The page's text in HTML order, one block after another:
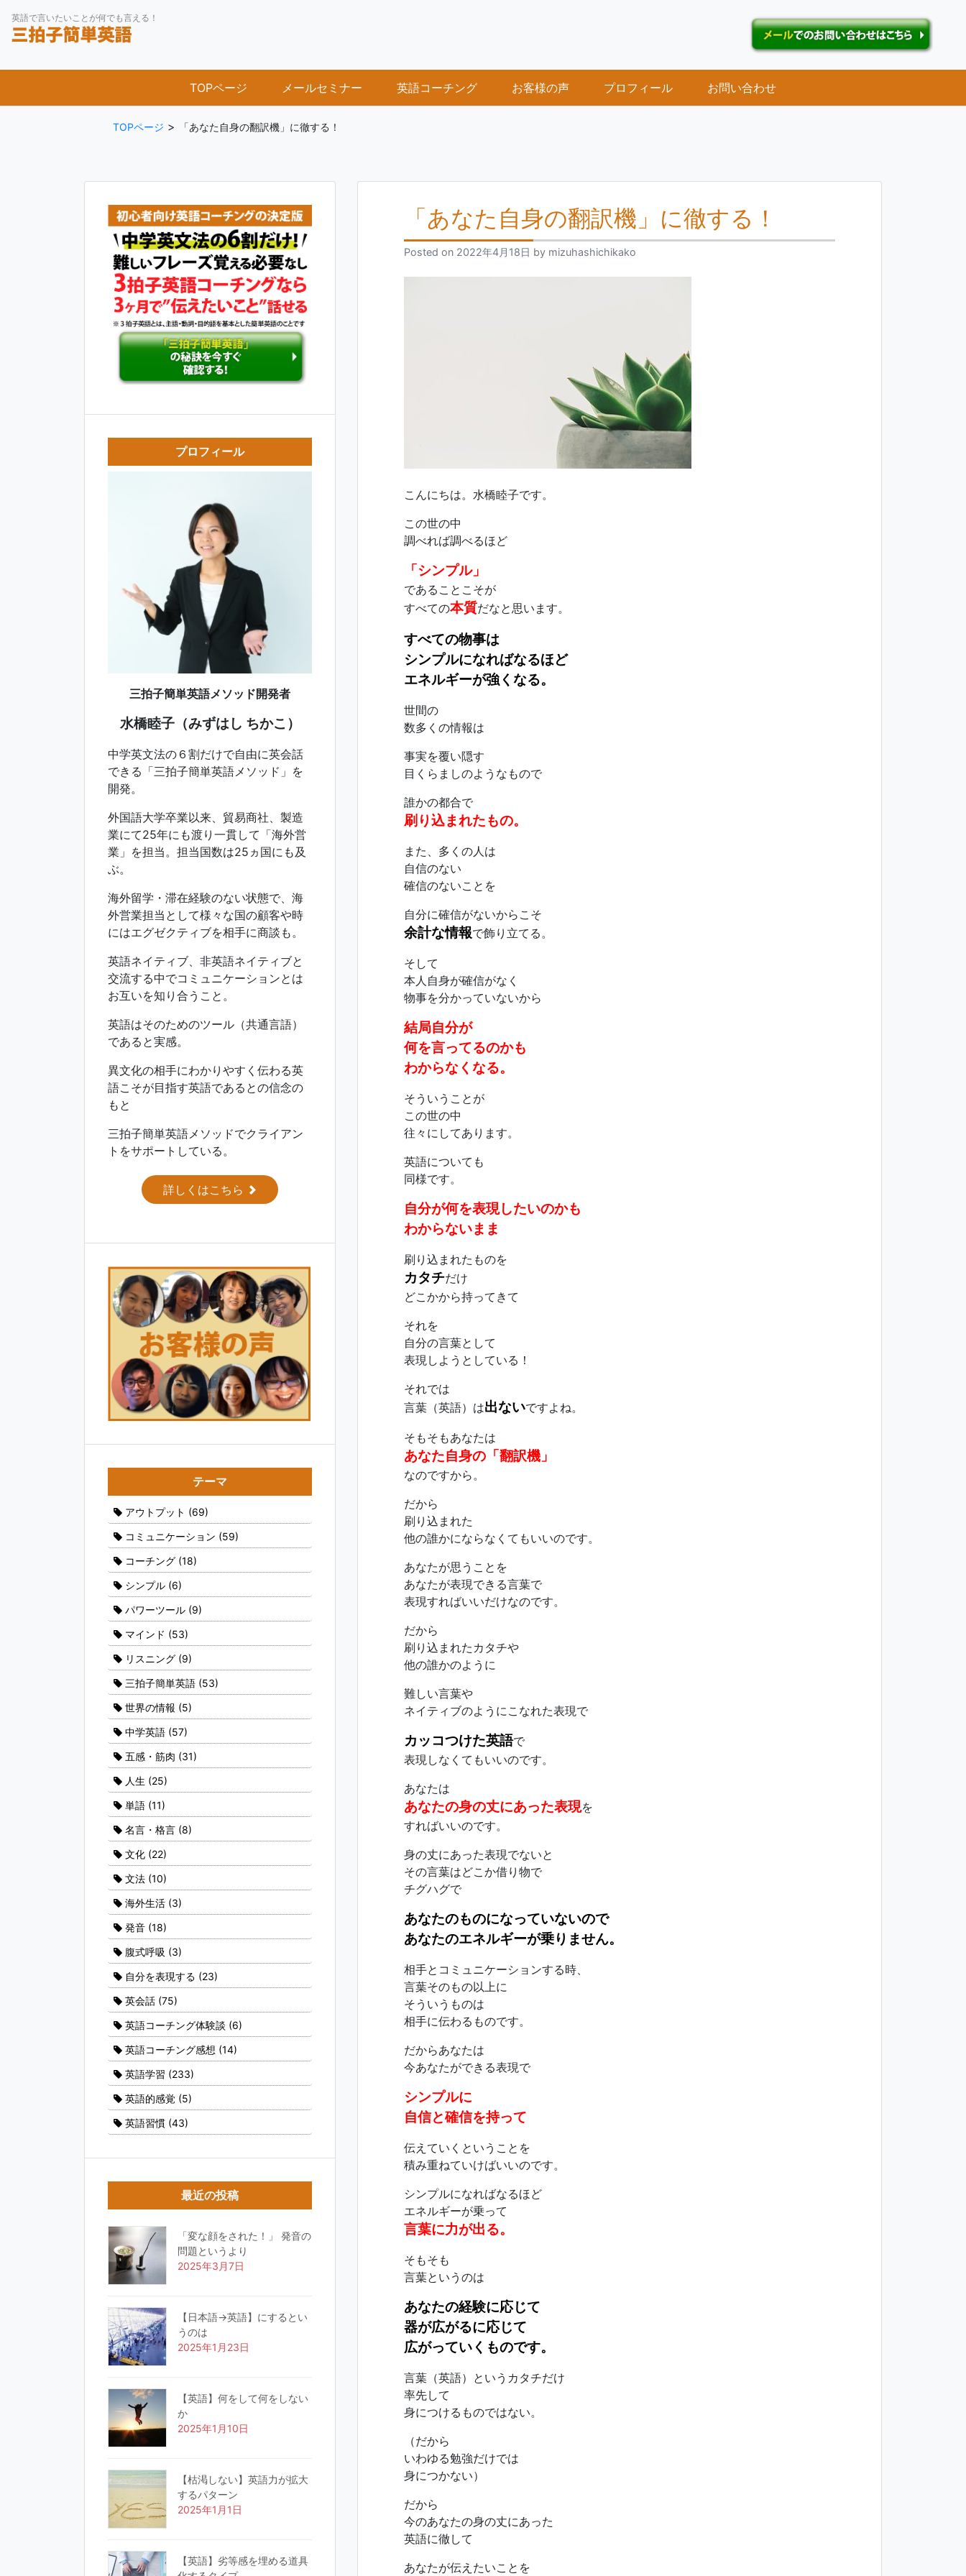
content
英語で言いたいことが何でも言える！
TOPページ メールセミナー 英語コーチング お客様の声 プロフィール お問い合わせ
TOPページ > 「あなた自身の翻訳機」に徹する！
「あなた自身の翻訳機」に徹する！
Posted on 2022年4月18日 by mizuhashichikako
こんにちは。水橋睦子です。
この世の中
調べれば調べるほど
「シンプル」
であることこそが
すべての本質だなと思います。
すべての物事は
シンプルになればなるほど
エネルギーが強くなる。
世間の
数多くの情報は
事実を覆い隠す
目くらましのようなもので
誰かの都合で
刷り込まれたもの。
また、多くの人は
自信のない
確信のないことを
自分に確信がないからこそ
余計な情報で飾り立てる。
そして
本人自身が確信がなく
物事を分かっていないから
結局自分が
何を言ってるのかも
わからなくなる。
そういうことが
この世の中
往々にしてあります。
英語についても
同様です。
自分が何を表現したいのかも
わからないまま
刷り込まれたものを
カタチだけ
どこかから持ってきて
それを
自分の言葉として
表現しようとしている！
それでは
言葉（英語）は出ないですよね。
そもそもあなたは
あなた自身の「翻訳機」
なのですから。
だから
刷り込まれた
他の誰かにならなくてもいいのです。
あなたが思うことを
あなたが表現できる言葉で
表現すればいいだけなのです。
だから
刷り込まれたカタチや
他の誰かのように
難しい言葉や
ネイティブのようにこなれた表現で
カッコつけた英語で
表現しなくてもいいのです。
あなたは
あなたの身の丈にあった表現を
すればいいのです。
身の丈にあった表現でないと
その言葉はどこか借り物で
チグハグで
あなたのものになっていないので
あなたのエネルギーが乗りません。
相手とコミュニケーションする時、
言葉そのもの以上に
そういうものは
相手に伝わるものです。
だからあなたは
今あなたができる表現で
シンプルに
自信と確信を持って
伝えていくということを
積み重ねていけばいいのです。
シンプルになればなるほど
エネルギーが乗って
言葉に力が出る。
そもそも
言葉というのは
あなたの経験に応じて
器が広がるに応じて
広がっていくものです。
言葉（英語）というカタチだけ
率先して
身につけるものではない。
（だから
いわゆる勉強だけでは
身につかない）
だから
今のあなたの身の丈にあった
英語に徹して
あなたが伝えたいことを
プロフィール
三拍子簡単英語メソッド開発者
水橋睦子（みずはし ちかこ）
中学英文法の６割だけで自由に英会話
できる「三拍子簡単英語メソッド」を
開発。
外国語大学卒業以来、貿易商社、製造
業にて25年にも渡り一貫して「海外営
業」を担当。担当国数は25ヵ国にも及
ぶ。
海外留学・滞在経験のない状態で、海
外営業担当として様々な国の顧客や時
にはエグゼクティブを相手に商談も。
英語ネイティブ、非英語ネイティブと
交流する中でコミュニケーションとは
お互いを知り合うこと。
英語はそのためのツール（共通言語）
であると実感。
異文化の相手にわかりやすく伝わる英
語こそが目指す英語であるとの信念の
もと
三拍子簡単英語メソッドでクライアン
トをサポートしている。
詳しくはこちら
テーマ
アウトプット (69)
コミュニケーション (59)
コーチング (18)
シンプル (6)
パワーツール (9)
マインド (53)
リスニング (9)
三拍子簡単英語 (53)
世界の情報 (5)
中学英語 (57)
五感・筋肉 (31)
人生 (25)
単語 (11)
名言・格言 (8)
文化 (22)
文法 (10)
海外生活 (3)
発音 (18)
腹式呼吸 (3)
自分を表現する (23)
英会話 (75)
英語コーチング体験談 (6)
英語コーチング感想 (14)
英語学習 (233)
英語的感覚 (5)
英語習慣 (43)
最近の投稿
「変な顔をされた！」 発音の
問題というより
2025年3月7日
【日本語→英語】にするとい
うのは
2025年1月23日
【英語】何をして何をしない
か
2025年1月10日
【枯渇しない】英語力が拡大
するパターン
2025年1月1日
【英語】劣等感を埋める道具